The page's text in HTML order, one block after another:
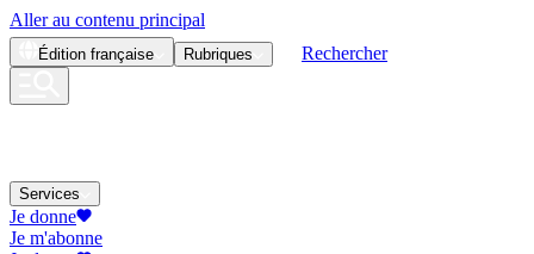
Aller au contenu principal
Édition française Rubriques Rechercher
Services
Je donne
Je m'abonne